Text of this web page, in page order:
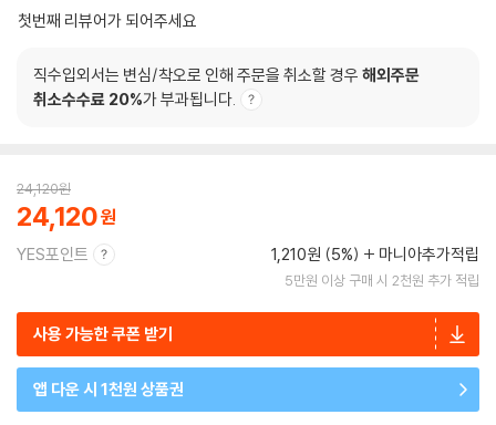
첫번째 리뷰어가 되어주세요
직수입외서는 변심/착오로 인해 주문을 취소할 경우 해외주문
취소수수료 20%가 부과됩니다.
24,120원
24,120
YES포인트 1,210원 (5%) 마니아추가적립
5만원 이상 구매 시 2천원 추가 적립
사용 가능한 쿠폰 받기
앱 다운 시 1천원 상품권